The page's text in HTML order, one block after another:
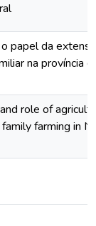
papel da
na província
role of
farming in